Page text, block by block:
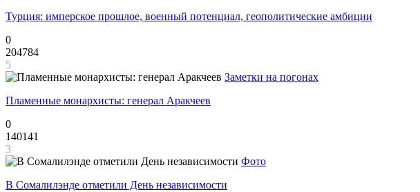
Турция: имперское прошлое, военный потенциал, геополитические амбиции
0
204784
5
Заметки на погонах
Пламенные монархисты: генерал Аракчеев
0
140141
3
Фото
В Сомалилэнде отметили День независимости